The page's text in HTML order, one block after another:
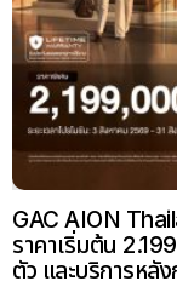
GAC AION
ราคาเริ่มต้น
ตัว และบริการหลั